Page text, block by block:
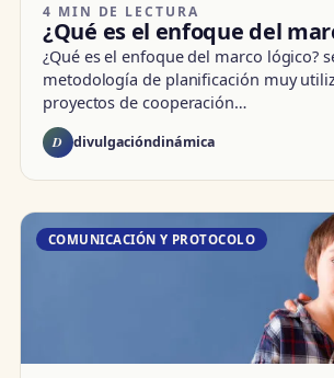
4 MIN DE LECTURA
¿Qué es el enfoque del
¿Qué es el enfoque del marco lógico?
metodología de planificación muy
proyectos de cooperación…
D divulgacióndinámica
COMUNICACIÓN Y PROTOCOLO